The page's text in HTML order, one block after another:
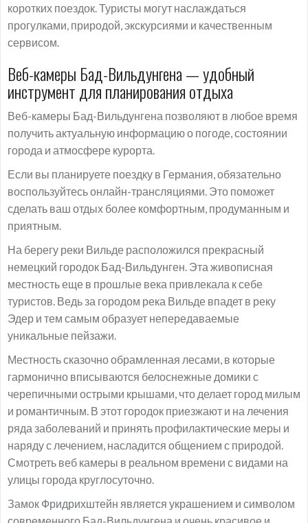
коротких поездок. Туристы могут наслаждаться
прогулками, природой, экскурсиями и качественным
сервисом.
Веб-камеры Бад-Вильдунгена — удобный
инструмент для планирования отдыха
Веб-камеры Бад-Вильдунгена позволяют в любое время
получить актуальную информацию о погоде, состоянии
города и атмосфере курорта.
Если вы планируете поездку в Германия, обязательно
воспользуйтесь онлайн-трансляциями. Это поможет
сделать ваш отдых более комфортным, продуманным и
приятным.
На берегу реки Вильде расположился прекрасный
немецкий городок Бад-Вильдунген. Эта живописная
местность еще в прошлые века привлекала к себе
туристов. Ведь за городом река Вильде впадет в реку
Эдер и тем самым образует непередаваемые
уникальные пейзажи.
Местность сказочно обрамленная лесами, в которые
гармонично вписываются белоснежные домики с
черепичными острыми крышами, что делает город милым
и романтичным. В этот городок приезжают и на лечения
ряда заболеваний и принять профилактические меры и
наряду с лечением, насладится общением с природой.
Смотреть веб камеры в реальном времени с видами на
улицы города круглосуточно.
Замок Фридрихштейн является украшением и символом
современного Бад-Вильдунгена и очень красивое и